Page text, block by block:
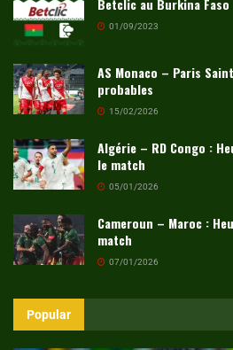
Betclic au Burkina
01/09/2023
AS Monaco – Paris
probables
15/02/2026
Algérie – RD Congo :
le match
05/01/2026
Cameroun – Maroc :
match
07/01/2026
Popular